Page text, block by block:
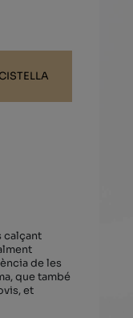
calçant
de les
que també
et